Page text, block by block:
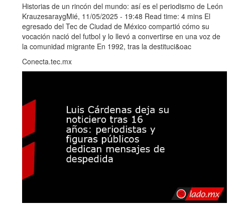
Historias de un rincón del mundo: así es el periodismo de León
KrauzesaraygMié, 11/05/2025 - 19:48 Read time: 4 mins El
egresado del Tec de Ciudad de México compartió cómo su
vocación nació del futbol y lo llevó a convertirse en una voz de
la comunidad migrante En 1992, tras la destituci&oac
Conecta.tec.mx